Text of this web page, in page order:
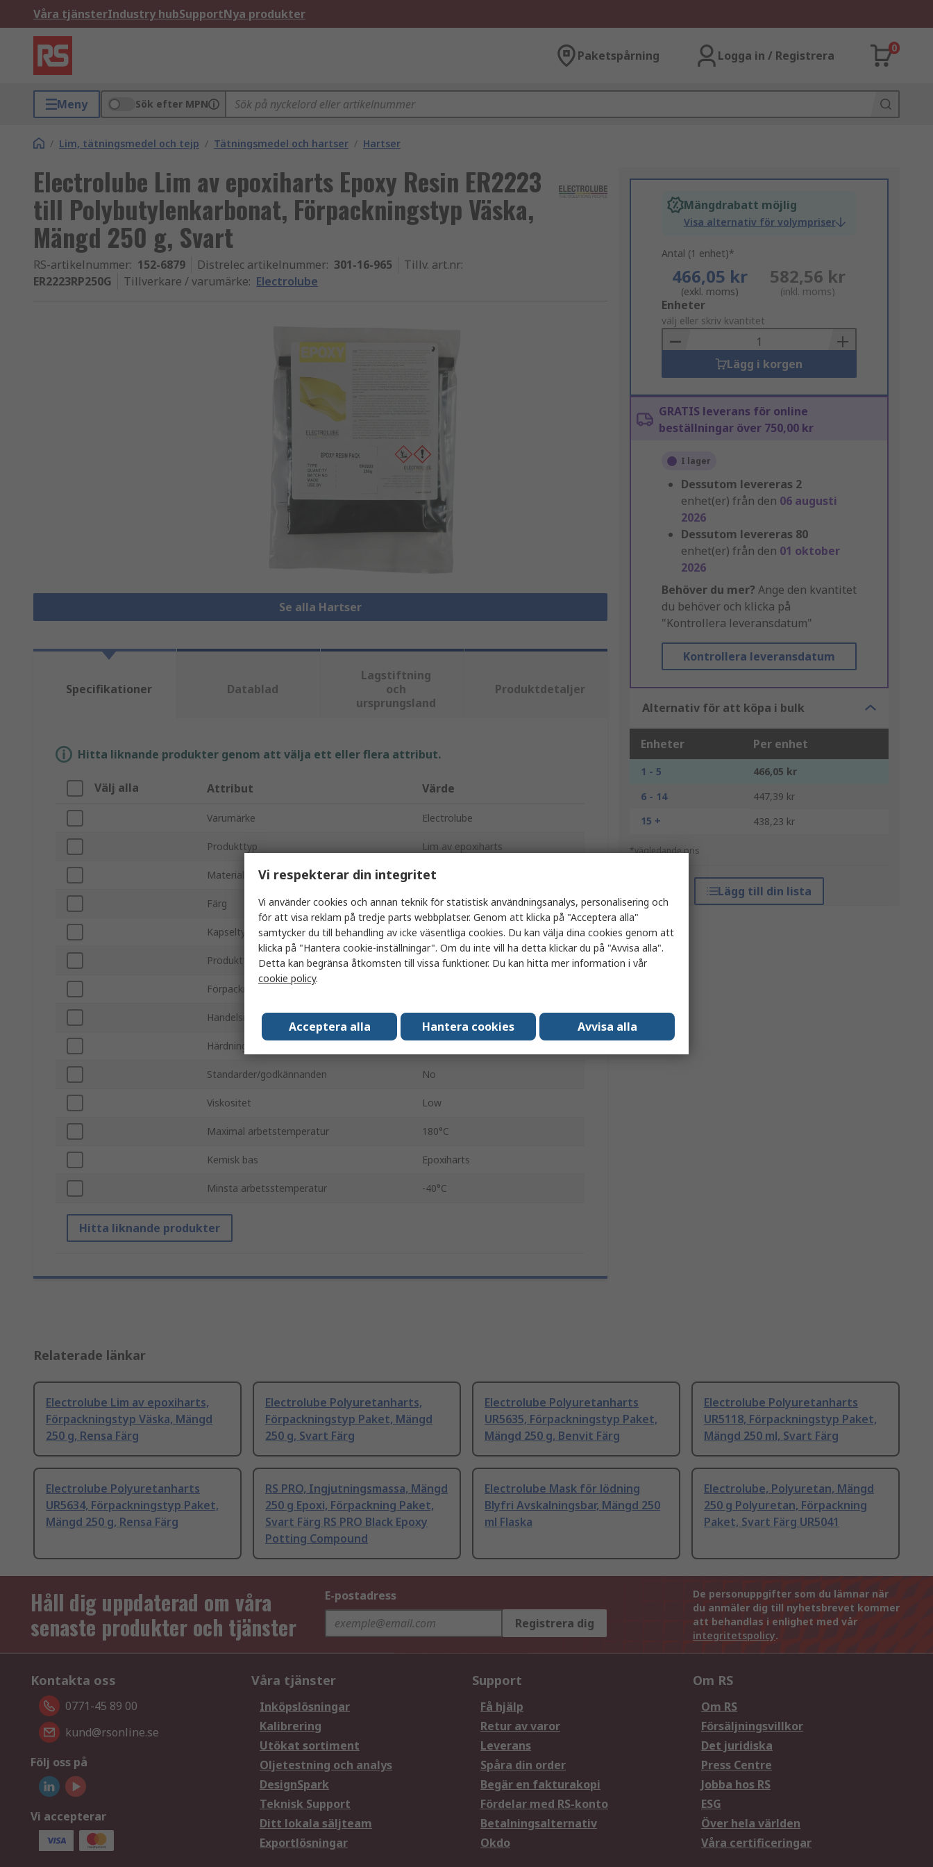
Våra tjänsterIndustry hubSupportNya produkter
Paketspårning Logga in / Registrera
0
Meny Sök efter MPN
/ Lim, tätningsmedel och tejp / Tätningsmedel och hartser / Hartser
Electrolube Lim av epoxiharts Epoxy Resin ER2223
till Polybutylenkarbonat, Förpackningstyp Väska,
Mängd 250 g, Svart
RS-artikelnummer: 152-6879 Distrelec artikelnummer: 301-16-965 Tillv. art.nr:
ER2223RP250G
Tillverkare / varumärke: Electrolube
Se alla Hartser
Mängdrabatt möjlig
Visa alternativ för volympriser
Antal (1 enhet)*
466,05 kr
(exkl. moms)
582,56 kr
(inkl. moms)
Add
to
Basket
Enheter
välj eller skriv kvantitet
Lägg i korgen
GRATIS leverans för online
beställningar över 750,00 kr
I lager
Dessutom levereras 2
enhet(er) från den 06 augusti
2026
Dessutom levereras 80
enhet(er) från den 01 oktober
2026
Behöver du mer? Ange den kvantitet
du behöver och klicka på
"Kontrollera leveransdatum"
Kontrollera leveransdatum
Alternativ för att köpa i bulk
Enheter Per enhet
1 - 5
466,05 kr
6 - 14
447,39 kr
15 +
438,23 kr
*vägledande pris
Lägg till din lista
Specifikationer Datablad
Lagstiftning
och
ursprungsland
Produktdetaljer
Hitta liknande produkter genom att välja ett eller flera attribut.
Välj alla Attribut Värde
Varumärke Electrolube
Produkttyp Lim av epoxiharts
Materialkompatibilitet Polybutylenkarbonat
Färg Svart
Kapseltyp Väska
Produktform Vätska
Förpackningsstorlek
Handelsnamn
Härdningstid
Standarder/godkännanden No
Viskositet Low
Maximal arbetstemperatur 180°C
Kemisk bas Epoxiharts
Minsta arbetsstemperatur -40°C
Hitta liknande produkter
Relaterade länkar
Electrolube Lim av epoxiharts,
Förpackningstyp Väska, Mängd
250 g, Rensa Färg
Electrolube Polyuretanharts,
Förpackningstyp Paket, Mängd
250 g, Svart Färg
Electrolube Polyuretanharts
UR5635, Förpackningstyp Paket,
Mängd 250 g, Benvit Färg
Electrolube Polyuretanharts
UR5118, Förpackningstyp Paket,
Mängd 250 ml, Svart Färg
Electrolube Polyuretanharts
UR5634, Förpackningstyp Paket,
Mängd 250 g, Rensa Färg
RS PRO, Ingjutningsmassa, Mängd
250 g Epoxi, Förpackning Paket,
Svart Färg RS PRO Black Epoxy
Potting Compound
Electrolube Mask för lödning
Blyfri Avskalningsbar, Mängd 250
ml Flaska
Electrolube, Polyuretan, Mängd
250 g Polyuretan, Förpackning
Paket, Svart Färg UR5041
Håll dig uppdaterad om våra
senaste produkter och tjänster
E-postadress
Registrera dig
De personuppgifter som du lämnar när
du anmäler dig till nyhetsbrevet kommer
att behandlas i enlighet med vår
integritetspolicy.
Kontakta oss
0771-45 89 00
kund@rsonline.se
Följ oss på
Vi accepterar
Våra tjänster
Inköpslösningar
Kalibrering
Utökat sortiment
Oljetestning och analys
DesignSpark
Teknisk Support
Ditt lokala säljteam
Exportlösningar
Support
Få hjälp
Retur av varor
Leverans
Spåra din order
Begär en fakturakopi
Fördelar med RS-konto
Betalningsalternativ
Okdo
Om RS
Om RS
Försäljningsvillkor
Det juridiska
Press Centre
Jobba hos RS
ESG
Över hela världen
Våra certificeringar
Vi respekterar din integritet
Vi använder cookies och annan teknik för statistisk användningsanalys, personalisering och
för att visa reklam på tredje parts webbplatser. Genom att klicka på "Acceptera alla"
samtycker du till behandling av icke väsentliga cookies. Du kan välja dina cookies genom att
klicka på "Hantera cookie-inställningar". Om du inte vill ha detta klickar du på "Avvisa alla".
Detta kan begränsa åtkomsten till vissa funktioner. Du kan hitta mer information i vår
cookie policy.
Acceptera alla Hantera cookies Avvisa alla